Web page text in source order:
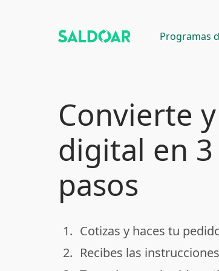
Programas
Convierte
digital en
pasos
done
1. Cotizas y haces tu
done
2. Recibes las